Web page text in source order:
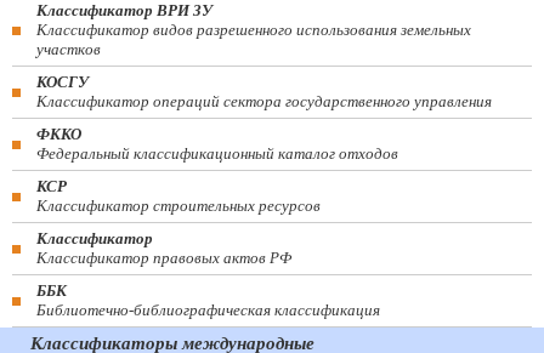
Классификатор ВРИ ЗУ
Классификатор видов разрешенного использования земельных
участков
КОСГУ
Классификатор операций сектора государственного управления
ФККО
Федеральный классификационный каталог отходов
КСР
Классификатор строительных ресурсов
Классификатор
Классификатор правовых актов РФ
ББК
Библиотечно-библиографическая классификация
Классификаторы международные